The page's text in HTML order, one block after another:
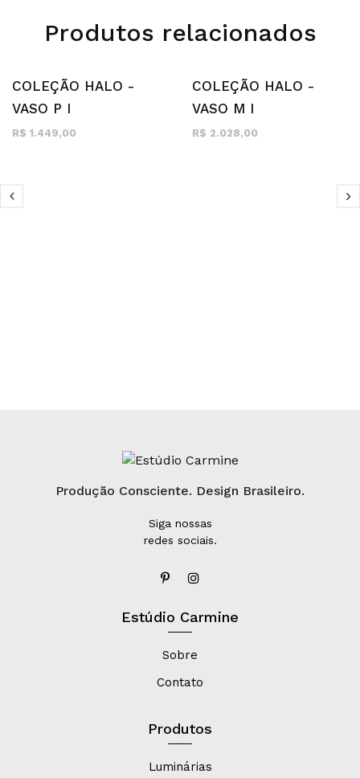
Produtos relacionados
COLEÇÃO HALO -
VASO P I
R$ 1.449,00
COLEÇÃO HALO -
VASO M I
R$ 2.028,00
Produção Consciente. Design Brasileiro.
Siga nossas
redes sociais.
Estúdio Carmine
Sobre
Contato
Produtos
Luminárias